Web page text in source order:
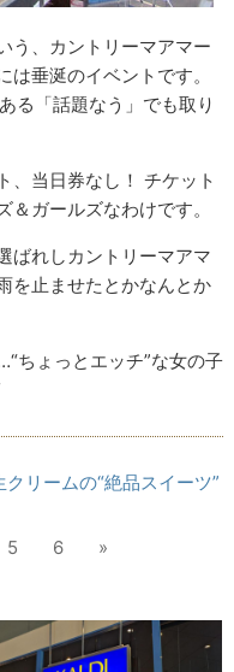
う、カントリーマアマー
は垂涎のイベントです。
る「話題なう」でも取り
、当日券なし！ チケット
ガールズなわけです。
ばれしカントリーマアマ
を止ませたとかなんとか
ちょっとエッチ”な女の子
リームの“絶品スイーツ”
5 6 »